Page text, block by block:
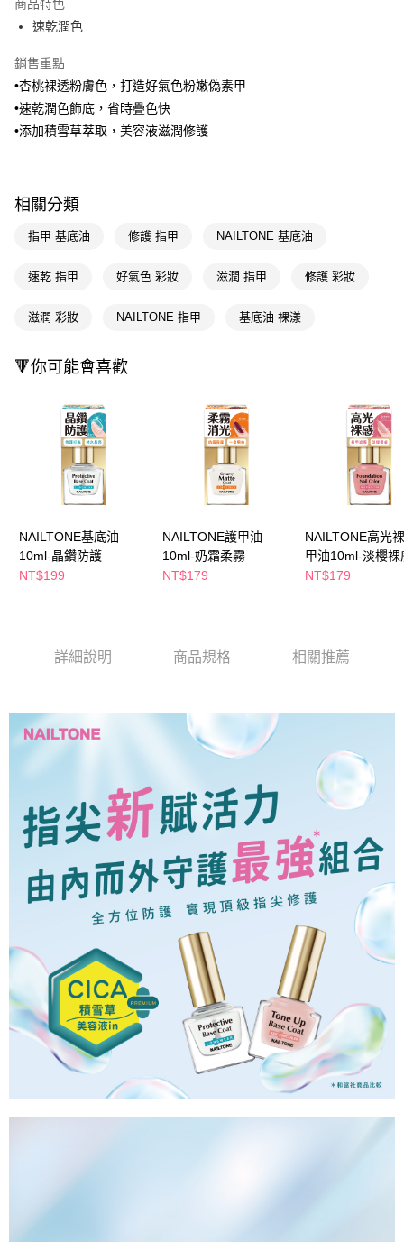
LINE Pay
Apple Pay
街口支付
悠遊付
相關說明
【關於「AFTEE先享後付」】
１．簡單：不需註冊會員、不需綁卡、不需儲值。
３．安心：先確認商品／服務後，再付款。
１．於結帳方式選擇「AFTEE先享後付」後，將跳轉至「AFTEE先享後付」
結帳頁面，進行簡訊認證並確認金額後，即可完成結帳。
３．收到繳費通知簡訊後14天內，點擊此簡訊中的連結，可透過四大超商／
ATM／網路銀行／等多元方式進行付款，方視為交易完成。
※ 請注意：結帳手續完成當下不需立刻繳費，但若您需要取消訂單，請聯絡
後付繳納相關費用。
※ 交易是否成功請以「AFTEE先享後付 」之結帳頁面顯示為準，若有關於
是否繳費成功／繳費後需取消欲退款等相關疑問，請聯繫「AFTEE先享後付
【注意事項】
１．透過由恩沛科技股份有限公司提供之「AFTEE先享後付」服務完成之交
３．未成年的使用者請事先徵得法定代理人或監護人之同意方可使用
時審查核予不同之上限額度；若仍有額度不足之情形，本公司將視審查結果
請求用戶進行身份認證。
５．嚴禁一人註冊多個帳號或使用他人資訊註冊。若發現惡意使用之情形，
恩沛科技股份有限公司將有權停止該用戶之使用額度並採取法律行動。
即享券
全家取貨付款
付款後全家取貨
萊爾富取貨付款
付款後萊爾富取貨
7-11取貨付款
每筆NT$65，滿NT$490(含以上)免運費
宅配(本島)
付款後寶雅門市自取(由倉庫統一出貨)
每筆NT$80，滿NT$290(含以上)免運費
商品特色
速乾潤色
銷售重點
•杏桃裸透粉膚色，打造好氣色粉嫩偽素甲
•速乾潤色飾底，省時疊色快
•添加積雪草萃取，美容液滋潤修護
相關分類
指甲 基底油 修護 指甲 NAILTONE 基底油
速乾 指甲 好氣色 彩妝 滋潤 指甲 修護 彩妝
滋潤 彩妝 NAILTONE 指甲 基底油 裸漾
🔻你可能會喜歡
NAILTONE基底油
10ml-晶鑽防護
NT$199
NAILTONE護甲油
10ml-奶霜柔霧
NT$179
NAILTONE高光
甲油10ml-淡櫻裸
NT$179
詳細說明 商品規格 相關推薦